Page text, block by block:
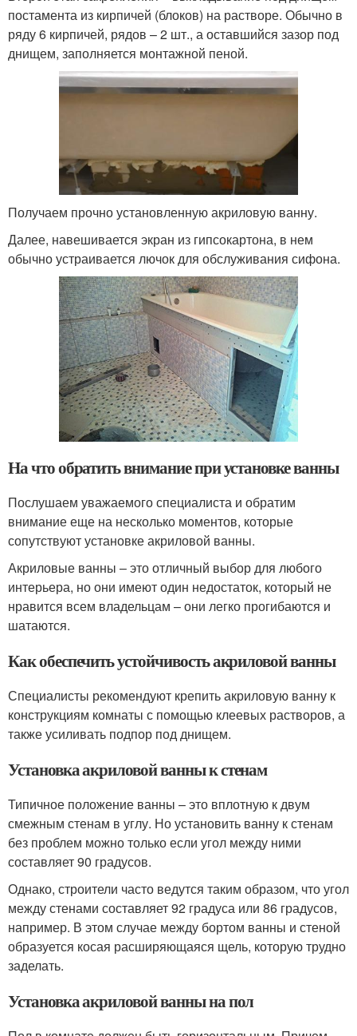
постамента из кирпичей (блоков) на растворе. Обычно в
ряду 6 кирпичей, рядов – 2 шт., а оставшийся зазор под
днищем, заполняется монтажной пеной.
Получаем прочно установленную акриловую ванну.
Далее, навешивается экран из гипсокартона, в нем
обычно устраивается лючок для обслуживания сифона.
На что обратить внимание при установке ванны
Послушаем уважаемого специалиста и обратим
внимание еще на несколько моментов, которые
сопутствуют установке акриловой ванны.
Акриловые ванны – это отличный выбор для любого
интерьера, но они имеют один недостаток, который не
нравится всем владельцам – они легко прогибаются и
шатаются.
Как обеспечить устойчивость акриловой ванны
Специалисты рекомендуют крепить акриловую ванну к
конструкциям комнаты с помощью клеевых растворов, а
также усиливать подпор под днищем.
Установка акриловой ванны к стенам
Типичное положение ванны – это вплотную к двум
смежным стенам в углу. Но установить ванну к стенам
без проблем можно только если угол между ними
составляет 90 градусов.
Однако, строители часто ведутся таким образом, что угол
между стенами составляет 92 градуса или 86 градусов,
например. В этом случае между бортом ванны и стеной
образуется косая расширяющаяся щель, которую трудно
заделать.
Установка акриловой ванны на пол